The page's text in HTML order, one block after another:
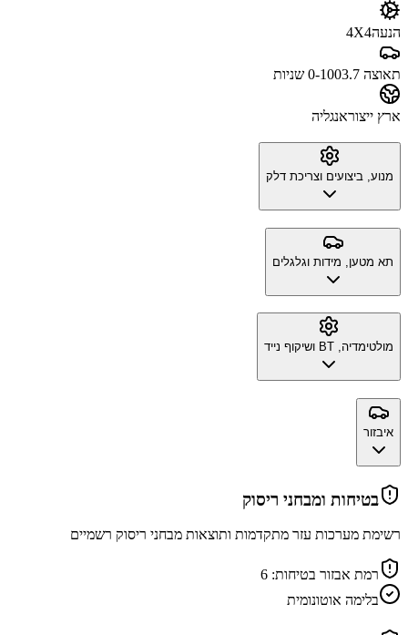
הנעה4X4
תאוצה 0-100 3.7 שניות
ארץ ייצוראנגליה
מנוע, ביצועים וצריכת דלק
תא מטען, מידות וגלגלים
מולטימדיה, BT ושיקוף נייד
איבזור
בטיחות ומבחני ריסוק
רשימת מערכות עזר מתקדמות ותוצאות מבחני ריסוק רשמיים
רמת אבזור בטיחות: 6
בלימה אוטונומית